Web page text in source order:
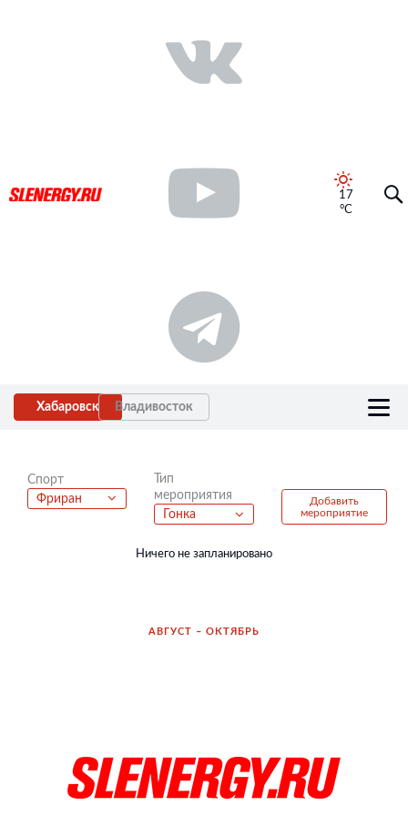
17
°C
Хабаровск Владивосток
Спорт
Фриран
Тип
мероприятия
Гонка
Добавить
мероприятие
Ничего не запланировано
АВГУСТ – ОКТЯБРЬ